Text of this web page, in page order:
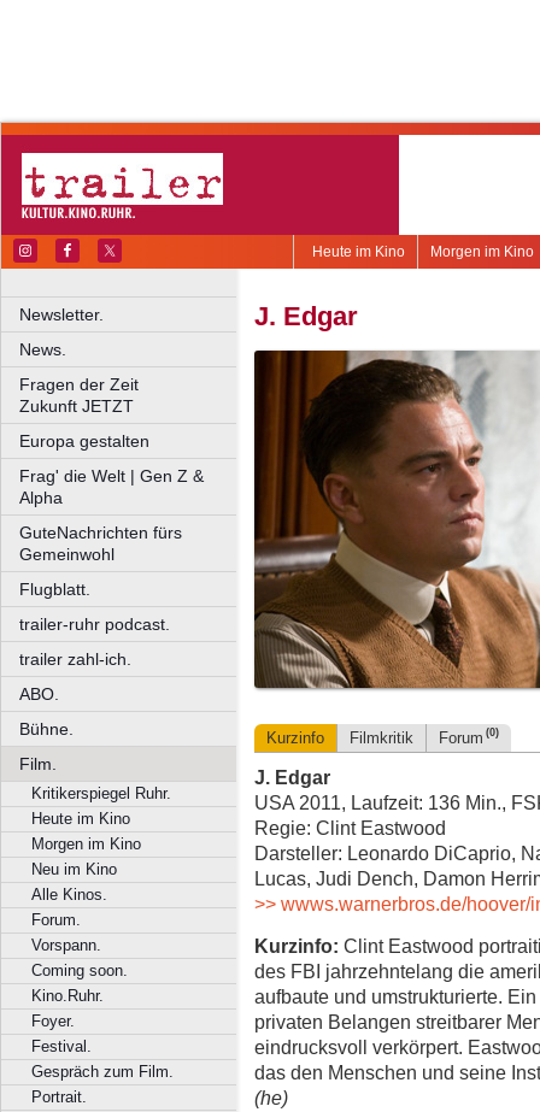
Morgen im Kino
Heute im Kino
Newsletter.
News.
Fragen der Zeit
Zukunft JETZT
Europa gestalten
Frag' die Welt | Gen Z &
Alpha
GuteNachrichten fürs
Gemeinwohl
Flugblatt.
trailer-ruhr podcast.
trailer zahl-ich.
ABO.
Bühne.
Film.
Kritikerspiegel Ruhr.
Heute im Kino
Morgen im Kino
Neu im Kino
Alle Kinos.
Forum.
Vorspann.
Coming soon.
Kino.Ruhr.
Foyer.
Festival.
Gespräch zum Film.
Portrait.
J. Edgar
Kurzinfo Filmkritik Forum (0)
J. Edgar
USA 2011, Laufzeit: 136 Min.,
Regie: Clint Eastwood
Darsteller: Leonardo DiCaprio,
Lucas, Judi Dench, Damon
>> wwws.warnerbros.de/hoover/
Kurzinfo: Clint Eastwood
des FBI jahrzehntelang die
aufbaute und umstrukturierte.
privaten Belangen streitbarer
eindrucksvoll verkörpert.
das den Menschen und seine
(he)